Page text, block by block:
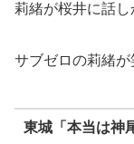
莉緒が桜井に話し
サブゼロの莉緒
東城「本当は神